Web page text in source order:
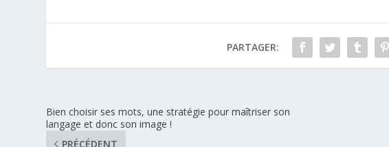
PARTAGER:
Bien choisir ses mots, une stratégie pour maîtriser son
langage et donc son image !
PRÉCÉDENT